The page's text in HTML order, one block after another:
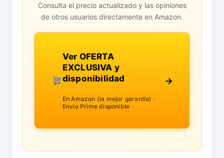
Consulta el precio actualizado y las opiniones
de otros usuarios directamente en Amazon.
Ver OFERTA
EXCLUSIVA y
disponibilidad
En Amazon (la mejor garantía) ·
Envío Prime disponible
→